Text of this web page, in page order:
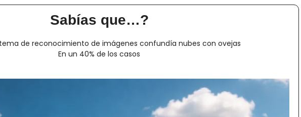
Sabías que…?
de reconocimiento de imágenes confundía nubes con ovejas
En un 40% de los casos